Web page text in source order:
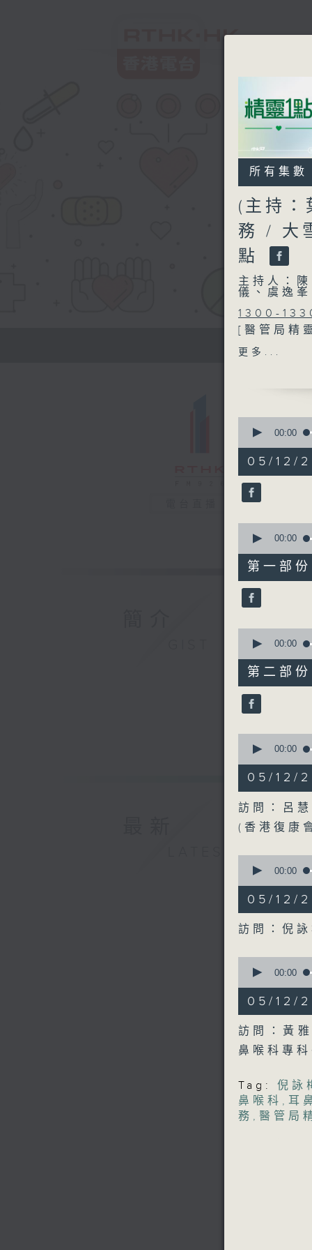
所有集數
(主持：
務 / 大
點
主持人：
儀、虞逸
1300-
[醫管局精
主題：醫
1330-
主題：大
嘉賓：倪
1400-
主題：耳
嘉賓：黃
更多...
seconds
hour,
36
minutes,
50
90%
00:00
05/12/
seconds
47
minutes,
50
seconds
90%
00:00
第一部
seconds
49
minutes,
10
seconds
90%
00:00
第二部
seconds
17
minutes,
45
seconds
90%
00:00
05/12/
訪問：呂
(香港復康
seconds
21
minutes,
32
seconds
90%
00:00
05/12/
訪問：倪
seconds
49
minutes,
4
seconds
90%
00:00
05/12/
訪問：黃
鼻喉科專
Tag:
倪詠
鼻喉科 , 耳
務 , 醫管局